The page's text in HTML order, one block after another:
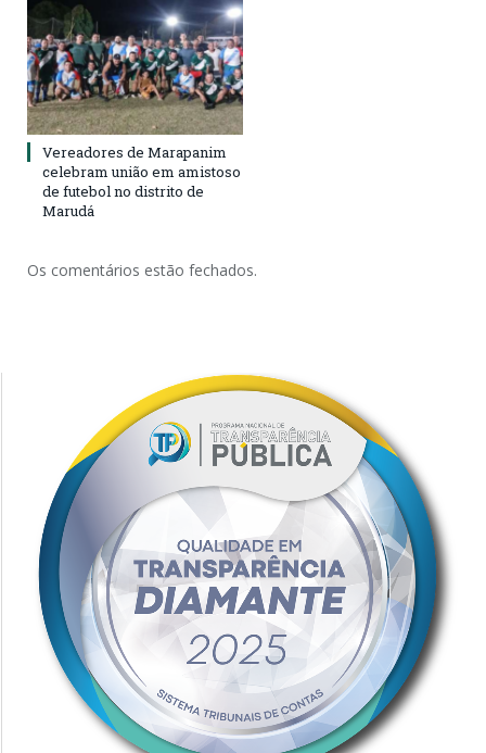
Vereadores de Marapanim
celebram união em amistoso
de futebol no distrito de
Marudá
Os comentários estão fechados.